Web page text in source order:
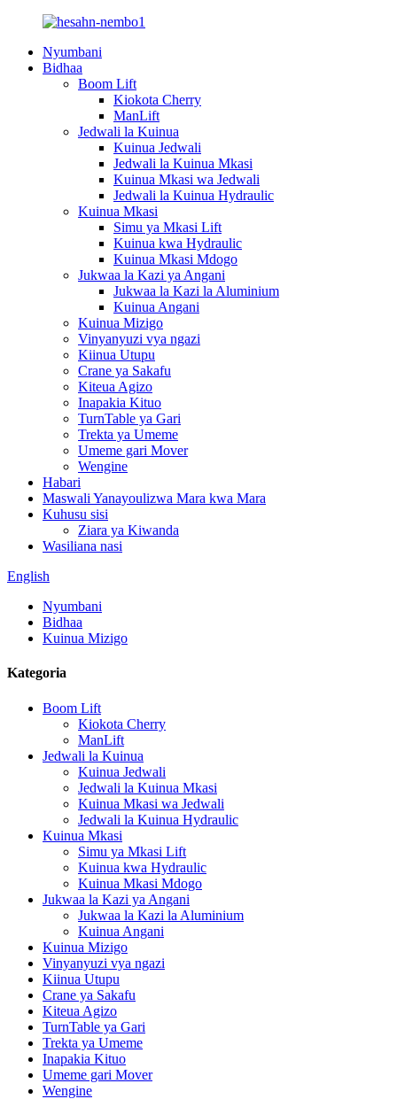
Nyumbani
Bidhaa
Boom Lift
Kiokota Cherry
ManLift
Jedwali la Kuinua
Kuinua Jedwali
Jedwali la Kuinua Mkasi
Kuinua Mkasi wa Jedwali
Jedwali la Kuinua Hydraulic
Kuinua Mkasi
Simu ya Mkasi Lift
Kuinua kwa Hydraulic
Kuinua Mkasi Mdogo
Jukwaa la Kazi ya Angani
Jukwaa la Kazi la Aluminium
Kuinua Angani
Kuinua Mizigo
Vinyanyuzi vya ngazi
Kiinua Utupu
Crane ya Sakafu
Kiteua Agizo
Inapakia Kituo
TurnTable ya Gari
Trekta ya Umeme
Umeme gari Mover
Wengine
Habari
Maswali Yanayoulizwa Mara kwa Mara
Kuhusu sisi
Ziara ya Kiwanda
Wasiliana nasi
English
Nyumbani
Bidhaa
Kuinua Mizigo
Kategoria
Boom Lift
Kiokota Cherry
ManLift
Jedwali la Kuinua
Kuinua Jedwali
Jedwali la Kuinua Mkasi
Kuinua Mkasi wa Jedwali
Jedwali la Kuinua Hydraulic
Kuinua Mkasi
Simu ya Mkasi Lift
Kuinua kwa Hydraulic
Kuinua Mkasi Mdogo
Jukwaa la Kazi ya Angani
Jukwaa la Kazi la Aluminium
Kuinua Angani
Kuinua Mizigo
Vinyanyuzi vya ngazi
Kiinua Utupu
Crane ya Sakafu
Kiteua Agizo
TurnTable ya Gari
Trekta ya Umeme
Inapakia Kituo
Umeme gari Mover
Wengine